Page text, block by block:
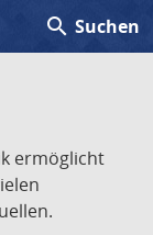
search Suchen
ermöglicht